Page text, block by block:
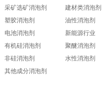
采矿选矿消泡剂
建材类消泡剂
塑胶消泡剂
油性消泡剂
电池消泡剂
新能源行业
有机硅消泡剂 聚醚消泡剂
非硅消泡剂
水性消泡剂
其他成分消泡剂